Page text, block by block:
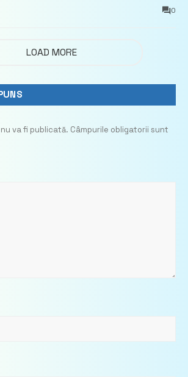
impozitului pe bunurile
0
LOAD MORE
va fi publicată. Câmpurile obligatorii sunt